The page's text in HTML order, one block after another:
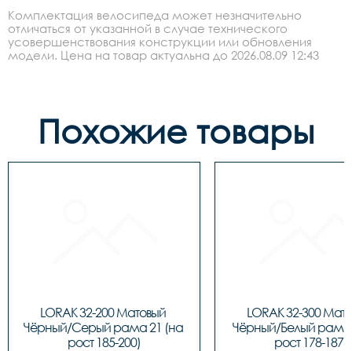
Комплектация велосипеда может незначительно
отличаться от указанной в случае технического
усовершенствования конструкции или обновления
модели. Цена на товар актуальна до 2026.08.09 12:43
Похожие товары
LORAK 32-200 Матовый
Чёрный/Серый рама 21 (на
рост 185-200)
LORAK 32-300
Чёрный/Белый рама
рост 178-187)